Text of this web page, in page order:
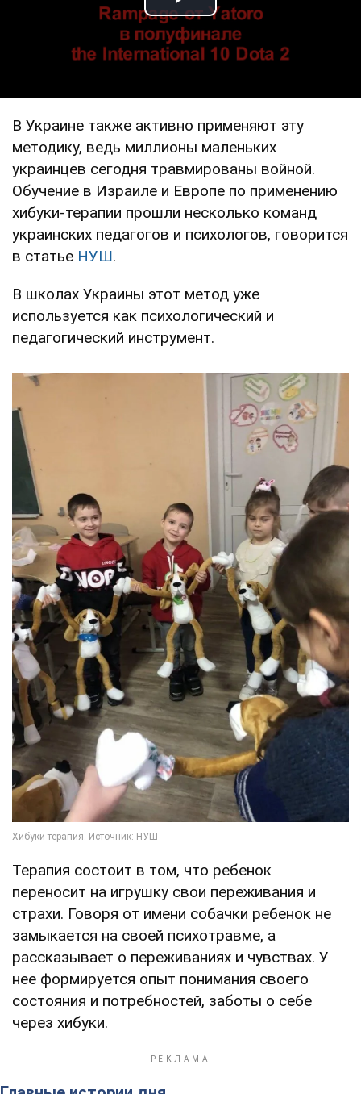
Play Video
В Украине также активно применяют эту
методику, ведь миллионы маленьких
украинцев сегодня травмированы войной.
Обучение в Израиле и Европе по применению
хибуки-терапии прошли несколько команд
украинских педагогов и психологов, говорится
в статье НУШ.
В школах Украины этот метод уже
используется как психологический и
педагогический инструмент.
Терапия состоит в том, что ребенок
переносит на игрушку свои переживания и
страхи. Говоря от имени собачки ребенок не
замыкается на своей психотравме, а
рассказывает о переживаниях и чувствах. У
нее формируется опыт понимания своего
состояния и потребностей, заботы о себе
через хибуки.